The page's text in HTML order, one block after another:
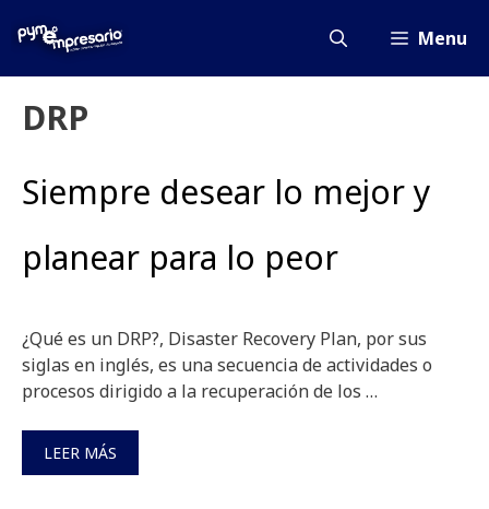
Menu
DRP
Siempre desear lo mejor y
planear para lo peor
¿Qué es un DRP?, Disaster Recovery Plan, por sus
siglas en inglés, es una secuencia de actividades o
procesos dirigido a la recuperación de los …
LEER MÁS